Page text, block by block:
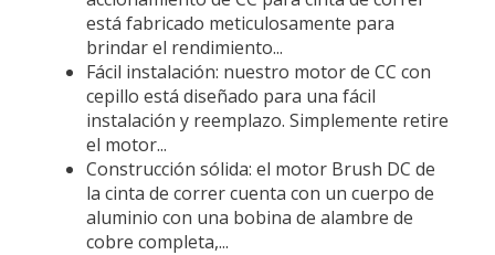
está fabricado meticulosamente para
brindar el rendimiento...
Fácil instalación: nuestro motor de CC con
cepillo está diseñado para una fácil
instalación y reemplazo. Simplemente retire
el motor...
Construcción sólida: el motor Brush DC de
la cinta de correr cuenta con un cuerpo de
aluminio con una bobina de alambre de
cobre completa,...